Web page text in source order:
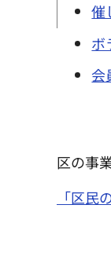
催
ボ
会
区の事
「区